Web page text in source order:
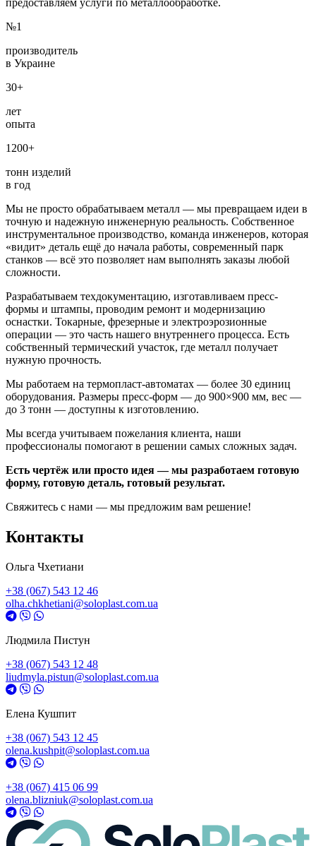
предоставляем услуги по металлообработке.
№1
производитель
в Украине
30+
лет
опыта
1200+
тонн изделий
в год
Мы не просто обрабатываем металл — мы превращаем идеи в
точную и надежную инженерную реальность. Собственное
инструментальное производство, команда инженеров, которая
«видит» деталь ещё до начала работы, современный парк
станков — всё это позволяет нам выполнять заказы любой
сложности.
Разрабатываем техдокументацию, изготавливаем пресс-
формы и штампы, проводим ремонт и модернизацию
оснастки. Токарные, фрезерные и электроэрозионные
операции — это часть нашего внутреннего процесса. Есть
собственный термический участок, где металл получает
нужную прочность.
Мы работаем на термопласт-автоматах — более 30 единиц
оборудования. Размеры пресс-форм — до 900×900 мм, вес —
до 3 тонн — доступны к изготовлению.
Мы всегда учитываем пожелания клиента, наши
профессионалы помогают в решении самых сложных задач.
Есть чертёж или просто идея — мы разработаем готовую
форму, готовую деталь, готовый результат.
Свяжитесь с нами — мы предложим вам решение!
Контакты
Ольга Чхетиани
+38 (067) 543 12 46
olha.chkhetiani@soloplast.com.ua
Людмила Пистун
+38 (067) 543 12 48
liudmyla.pistun@soloplast.com.ua
Елена Кушпит
+38 (067) 543 12 45
olena.kushpit@soloplast.com.ua
+38 (067) 415 06 99
olena.blizniuk@soloplast.com.ua